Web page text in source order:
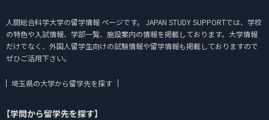
人間総合科学大学の留学情報 ページです。 JAPAN STUDY SUPPORTでは、学校
の特色や入試情報、学部一覧、施設案内の情報を掲載しております。大学情報
だけでなく、外国人留学生向けの試験情報や留学情報も掲載しておりますので
ぜひご活用下さい。
埼玉県の大学から留学先を探す
【学問から留学先を探す】